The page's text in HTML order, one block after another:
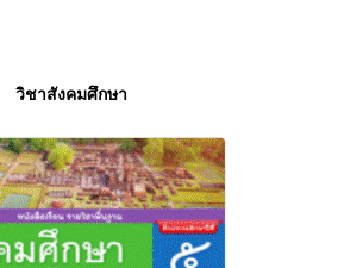
วิชาสังคมศึกษา